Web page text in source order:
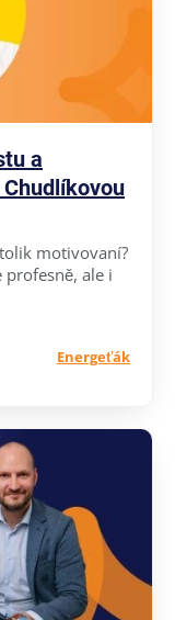
a
motivovaní?
profesně, ale i
Energeťák